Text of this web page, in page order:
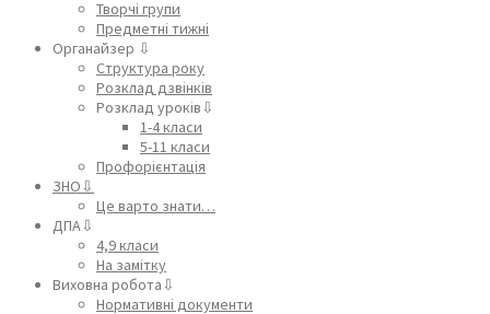
Творчі групи
Предметні тижні
Органайзер ⇩
Структура року
Розклад дзвінків
Розклад уроків⇩
1-4 класи
5-11 класи
Профорієнтація
ЗНО⇩
Це варто знати…
ДПА⇩
4,9 класи
На замітку
Виховна робота⇩
Нормативні документи